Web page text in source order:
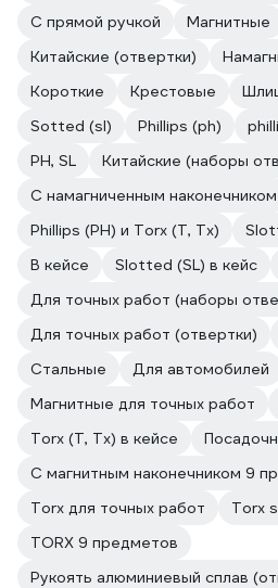
С прямой ручкой
Магнитные
Китайские (отвертки)
Короткие
Крестовые
Sotted (sl)
Phillips (ph)
PH, SL
Китайские (наборы
C намагниченным наконечником
Phillips (PH) и Torx (T, Tx)
В кейсе
Slotted (SL) в кейс
Для точных работ (наборы
Для точных работ (отвертки)
Стальные
Для автомобилей
Магнитные для точных работ
Torx (T, Tx) в кейсе
С магнитным наконечником 9
Torx для точных работ
Torx
TORX 9 предметов
Рукоять алюминиевый сплав